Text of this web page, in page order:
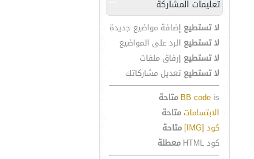
تعليمات المشاركة
لا تستطيع إضافة مواضيع جديدة
لا تستطيع الرد على المواضيع
لا تستطيع إرفاق ملفات
لا تستطيع تعديل مشاركاتك
BB code is
متاحة
الابتساماتمتاحة
كود [IMG]
متاحة
كود HTML
معطلة